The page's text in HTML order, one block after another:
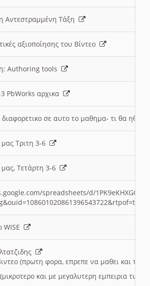
Αντεστραμμένη Τάξη
αξιοποίησης του Βίντεο
Authoring tools
PbWorks αρχικα
διαφορετικο σε αυτο το μαθημα- τι θα
Τριτη 3-6
Τετάρτη 3-6
spreadsheets/d/
WISE
(πρωτη φορα, επρεπε να μαθει και το
και με μεγαλυτερη εμπειρια